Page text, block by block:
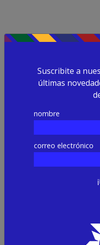
Suscribite a
últimas
nombre
correo electrónico